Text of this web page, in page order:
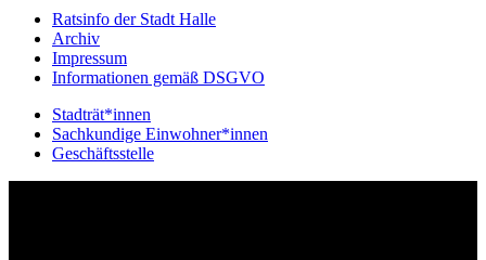
Ratsinfo der Stadt Halle
Archiv
Impressum
Informationen gemäß DSGVO
Stadträt*innen
Sachkundige Einwohner*innen
Geschäftsstelle